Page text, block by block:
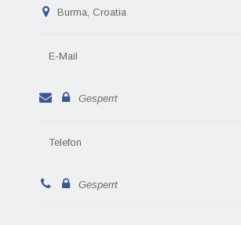
Burma, Croatia
E-Mail
Gesperrt
Telefon
Gesperrt